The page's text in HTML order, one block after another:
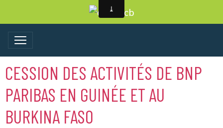
CESSION DES ACTIVITÉS DE BNP
PARIBAS EN GUINÉE ET AU
BURKINA FASO